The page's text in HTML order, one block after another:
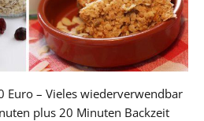
Euro – Vieles wiederverwendbar
plus 20 Minuten Backzeit